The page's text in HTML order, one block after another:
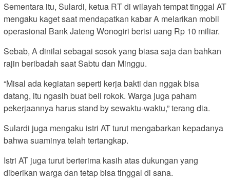
Sementara itu, Sulardi, ketua RT di wilayah tempat tinggal AT
mengaku kaget saat mendapatkan kabar A melarikan mobil
operasional Bank Jateng Wonogiri berisi uang Rp 10 miliar.
Sebab, A dinilai sebagai sosok yang biasa saja dan bahkan
rajin beribadah saat Sabtu dan Minggu.
“Misal ada kegiatan seperti kerja bakti dan nggak bisa
datang, itu ngasih buat beli rokok. Warga juga paham
pekerjaannya harus stand by sewaktu-waktu,” terang dia.
Sulardi juga mengaku istri AT turut mengabarkan kepadanya
bahwa suaminya telah tertangkap.
Istri AT juga turut berterima kasih atas dukungan yang
diberikan warga dan tetap bisa tinggal di sana.